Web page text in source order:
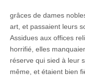
grâces de dames
art, et passaient leurs
Assidues aux offices
horrifié, elles
réserve qui sied à leur
même, et étaient bien